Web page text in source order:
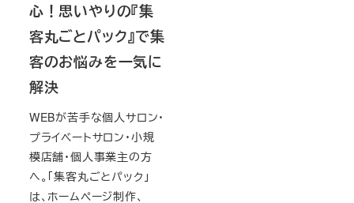
心！思いやりの『集
客丸ごとパック』で集
客のお悩みを一気に
解決
WEBが苦手な個人サロン・
プライベートサロン・小規
模店舗・個人事業主の方
へ。「集客丸ごとパック」
は、ホームページ制作、